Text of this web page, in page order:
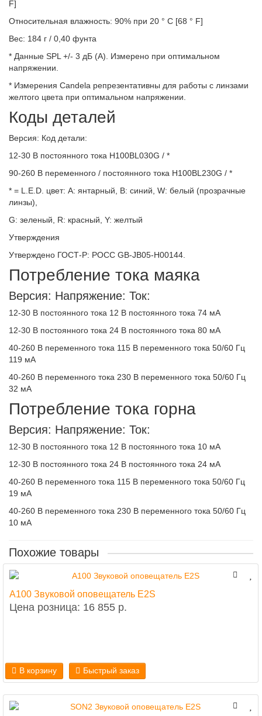
F]
Относительная влажность: 90% при 20 ° C [68 ° F]
Вес: 184 г / 0,40 фунта
* Данные SPL +/- 3 дБ (A). Измерено при оптимальном
напряжении.
* Измерения Candela репрезентативны для работы с линзами
желтого цвета при оптимальном напряжении.
Коды деталей
Версия: Код детали:
12-30 В постоянного тока H100BL030G / *
90-260 В переменного / постоянного тока H100BL230G / *
* = L.E.D. цвет: A: янтарный, B: синий, W: белый (прозрачные
линзы),
G: зеленый, R: красный, Y: желтый
Утверждения
Утверждено ГОСТ-Р: POCC GB-JB05-H00144.
Потребление тока маяка
Версия: Напряжение: Ток:
12-30 В постоянного тока 12 В постоянного тока 74 мА
12-30 В постоянного тока 24 В постоянного тока 80 мА
40-260 В переменного тока 115 В переменного тока 50/60 Гц
119 мА
40-260 В переменного тока 230 В переменного тока 50/60 Гц
32 мА
Потребление тока горна
Версия: Напряжение: Ток:
12-30 В постоянного тока 12 В постоянного тока 10 мА
12-30 В постоянного тока 24 В постоянного тока 24 мА
40-260 В переменного тока 115 В переменного тока 50/60 Гц
19 мА
40-260 В переменного тока 230 В переменного тока 50/60 Гц
10 мА
Похожие товары
A100 Звуковой оповещатель E2S
Цена розница: 16 855 р.
В корзину Быстрый заказ